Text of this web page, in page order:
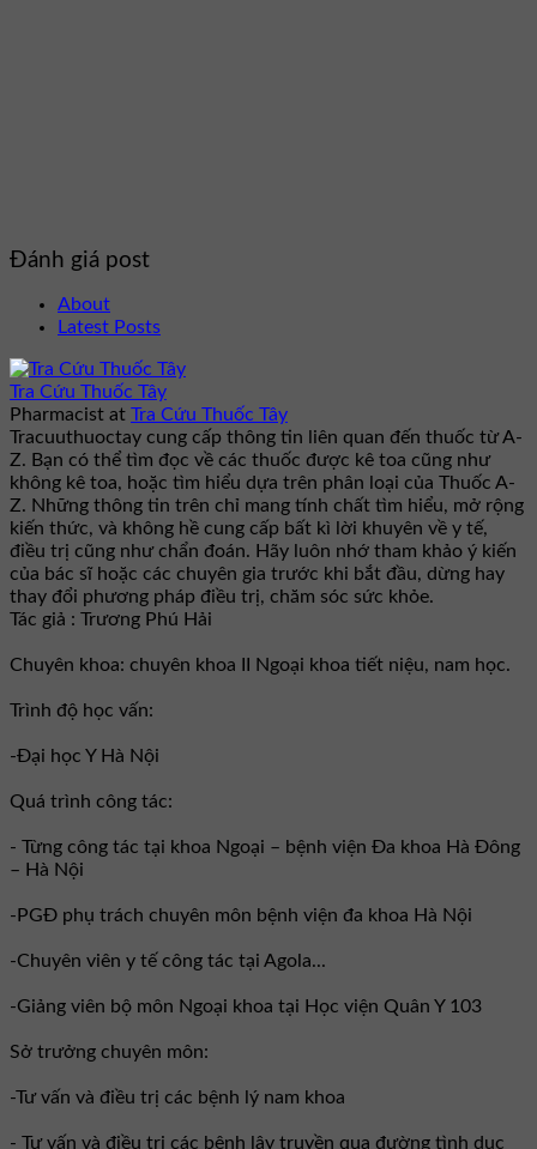
Đánh giá post
About
Latest Posts
Tra Cứu Thuốc Tây
Pharmacist at Tra Cứu Thuốc Tây
Tracuuthuoctay cung cấp thông tin liên quan đến thuốc từ A-
Z. Bạn có thể tìm đọc về các thuốc được kê toa cũng như
không kê toa, hoặc tìm hiểu dựa trên phân loại của Thuốc A-
Z. Những thông tin trên chỉ mang tính chất tìm hiểu, mở rộng
kiến thức, và không hề cung cấp bất kì lời khuyên về y tế,
điều trị cũng như chẩn đoán. Hãy luôn nhớ tham khảo ý kiến
của bác sĩ hoặc các chuyên gia trước khi bắt đầu, dừng hay
thay đổi phương pháp điều trị, chăm sóc sức khỏe.
Tác giả : Trương Phú Hải
Chuyên khoa: chuyên khoa II Ngoại khoa tiết niệu, nam học.
Trình độ học vấn:
-Đại học Y Hà Nội
Quá trình công tác:
- Từng công tác tại khoa Ngoại – bệnh viện Đa khoa Hà Đông
– Hà Nội
-PGĐ phụ trách chuyên môn bệnh viện đa khoa Hà Nội
-Chuyên viên y tế công tác tại Agola...
-Giảng viên bộ môn Ngoại khoa tại Học viện Quân Y 103
Sở trưởng chuyên môn:
-Tư vấn và điều trị các bệnh lý nam khoa
- Tư vấn và điều trị các bệnh lây truyền qua đường tình dục